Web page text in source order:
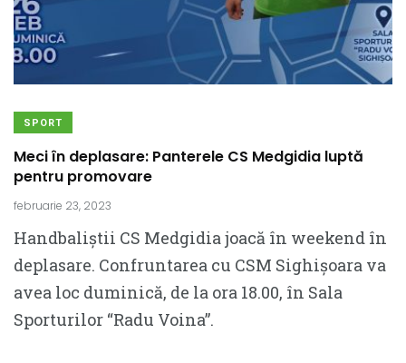
SPORT
Meci în deplasare: Panterele CS Medgidia luptă
pentru promovare
februarie 23, 2023
Handbaliștii CS Medgidia joacă în weekend în
deplasare. Confruntarea cu CSM Sighișoara va
avea loc duminică, de la ora 18.00, în Sala
Sporturilor “Radu Voina”.